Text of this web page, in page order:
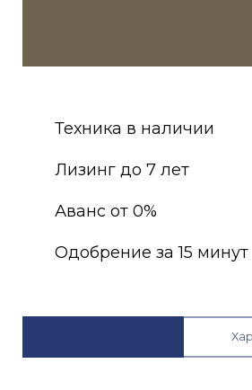
Техника в наличии
Лизинг до 7 лет
Аванс от 0%
Одобрение за 15 минут